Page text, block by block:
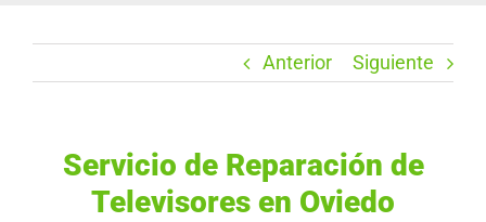
Anterior Siguiente
Servicio de Reparación de
Televisores en Oviedo